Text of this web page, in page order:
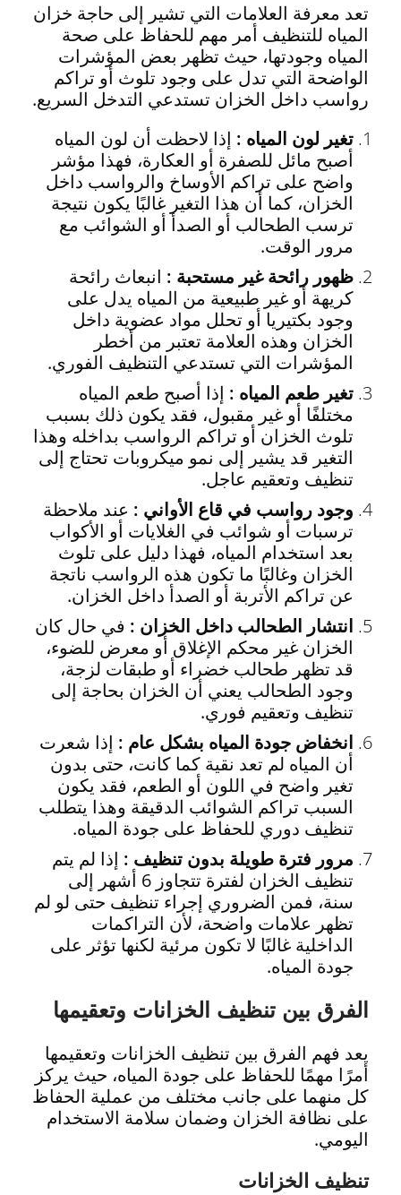
تعد معرفة العلامات التي تشير إلى حاجة خزان
المياه للتنظيف أمر مهم للحفاظ على صحة
المياه وجودتها، حيث تظهر بعض المؤشرات
الواضحة التي تدل على وجود تلوث أو تراكم
رواسب داخل الخزان تستدعي التدخل السريع.
تغير لون المياه : إذا لاحظت أن لون المياه
أصبح مائل للصفرة أو العكارة، فهذا مؤشر
واضح على تراكم الأوساخ والرواسب داخل
الخزان، كما أن هذا التغير غالبًا يكون نتيجة
ترسب الطحالب أو الصدأ أو الشوائب مع
مرور الوقت.
ظهور رائحة غير مستحبة : انبعاث رائحة
كريهة أو غير طبيعية من المياه يدل على
وجود بكتيريا أو تحلل مواد عضوية داخل
الخزان وهذه العلامة تعتبر من أخطر
المؤشرات التي تستدعي التنظيف الفوري.
تغير طعم المياه : إذا أصبح طعم المياه
مختلفًا أو غير مقبول، فقد يكون ذلك بسبب
تلوث الخزان أو تراكم الرواسب بداخله وهذا
التغير قد يشير إلى نمو ميكروبات تحتاج إلى
تنظيف وتعقيم عاجل.
وجود رواسب في قاع الأواني : عند ملاحظة
ترسبات أو شوائب في الغلايات أو الأكواب
بعد استخدام المياه، فهذا دليل على تلوث
الخزان وغالبًا ما تكون هذه الرواسب ناتجة
عن تراكم الأتربة أو الصدأ داخل الخزان.
انتشار الطحالب داخل الخزان : في حال كان
الخزان غير محكم الإغلاق أو معرض للضوء،
قد تظهر طحالب خضراء أو طبقات لزجة،
وجود الطحالب يعني أن الخزان بحاجة إلى
تنظيف وتعقيم فوري.
انخفاض جودة المياه بشكل عام : إذا شعرت
أن المياه لم تعد نقية كما كانت، حتى بدون
تغير واضح في اللون أو الطعم، فقد يكون
السبب تراكم الشوائب الدقيقة وهذا يتطلب
تنظيف دوري للحفاظ على جودة المياه.
مرور فترة طويلة بدون تنظيف : إذا لم يتم
تنظيف الخزان لفترة تتجاوز 6 أشهر إلى
سنة، فمن الضروري إجراء تنظيف حتى لو لم
تظهر علامات واضحة، لأن التراكمات
الداخلية غالبًا لا تكون مرئية لكنها تؤثر على
جودة المياه.
الفرق بين تنظيف الخزانات وتعقيمها
يعد فهم الفرق بين تنظيف الخزانات وتعقيمها
أمرًا مهمًا للحفاظ على جودة المياه، حيث يركز
كل منهما على جانب مختلف من عملية الحفاظ
على نظافة الخزان وضمان سلامة الاستخدام
اليومي.
تنظيف الخزانات